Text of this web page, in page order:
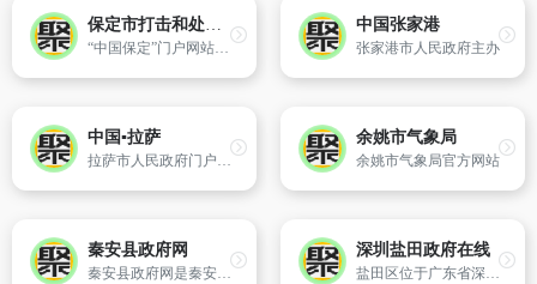
保定市打击和处置非法集资专栏
“中国保定”门户网站是保定市人民政府在国际互联网上建立的政府综合门户网站；是全市各级政府机关公用的信息综合平台；是保定市电子政务建设的重要组成部分。
中国张家港
张家港市人民政府主办
中国▪拉萨
拉萨市人民政府门户网站,由中共拉萨市委、拉萨市人民政府主办,拉萨市人民政府办公厅承办,拉萨市电子政务中心负责运行维护。网站主要包括信息公开、政民互动、办事服务、舆论宣传等功能。联系电话0891-6958833
余姚市气象局
余姚市气象局官方网站
秦安县政府网
秦安县政府网是秦安县政府对外宣传、招商引资、发布政务信息提供公共服务的重要窗口。网站整合了全县各个层面的信息,为企业、公众提供快捷高效的信息查询和办事服务。
深圳盐田政府在线
盐田区位于广东省深圳市东部,东起大鹏湾背仔角与龙岗区相连,西接罗湖区,南连香港新界,北接龙岗区。